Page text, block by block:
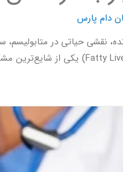
دام پارس
نقشی حیاتی در